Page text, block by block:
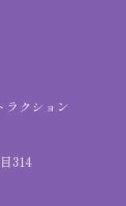
ラクション
314